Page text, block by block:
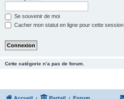
Se souvenir de moi
Cacher mon statut en ligne pour cette session
Cette catégorie n’a pas de forum.